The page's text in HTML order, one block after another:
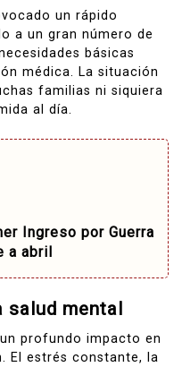
un rápido
a un gran número de
básicas
médica. La situación
familias ni siquiera
al día.
Ingreso por Guerra
a abril
salud mental
profundo impacto en
El estrés constante, la